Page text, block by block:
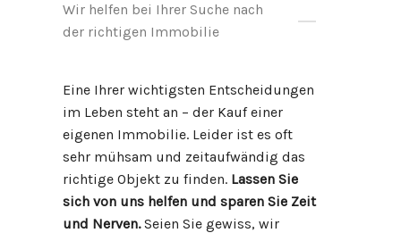
Wir helfen bei Ihrer Suche nach
der richtigen Immobilie
Eine Ihrer wichtigsten Entscheidungen
im Leben steht an – der Kauf einer
eigenen Immobilie. Leider ist es oft
sehr mühsam und zeitaufwändig das
richtige Objekt zu finden. Lassen Sie
sich von uns helfen und sparen Sie Zeit
und Nerven.Seien Sie gewiss, wir